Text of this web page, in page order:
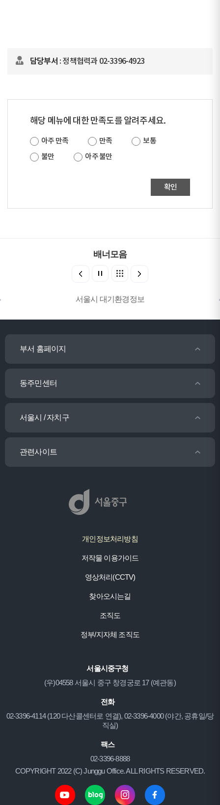
담당부서 : 정책협력과 02-3396-4923
해당 메뉴에 대한 만족도를 알려주세요.
아주 만족 만족
보통
불만
아주 불만
확인
배너모음
서울시 대기환경정보
부서 홈페이지
동주민센터
서울시 / 자치구
관련사이트
개인정보처리방침
저작물 이용가이드
영상처리(CCTV)
찾아오시는길
조직도
정부/지자체 조직도
서울시중구청
(우)04558 서울시 중구 창경궁로 17 (예관동)
전화
02-3396-4114 (120 다산콜센터로 연결), 02-3396-4000 (야간, 공휴일/당
직실)
팩스
02-3396-8888
COPYRIGHT 2022 (C) Junggu Office. ALL RIGHTS RESERVED.